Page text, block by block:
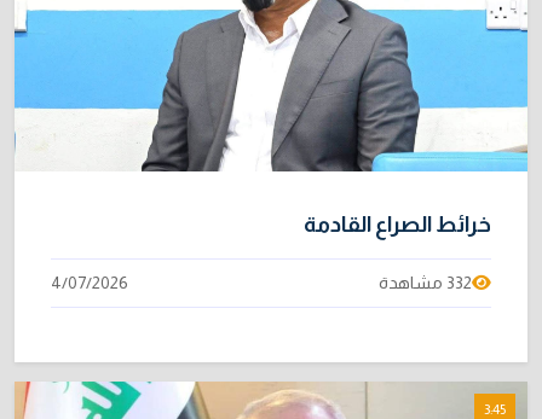
خرائط الصراع القادمة
332 مشاهدة 4/07/2026
3:45